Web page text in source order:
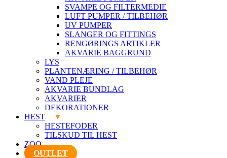
SVAMPE OG FILTERMEDIE
LUFT PUMPER / TILBEHØR
UV PUMPER
SLANGER OG FITTINGS
RENGØRINGS ARTIKLER
AKVARIE BAGGRUND
LYS
PLANTENÆRING / TILBEHØR
VAND PLEJE
AKVARIE BUNDLAG
AKVARIER
DEKORATIONER
HEST
HESTEFODER
TILSKUD TIL HEST
ZOO
OUTLET